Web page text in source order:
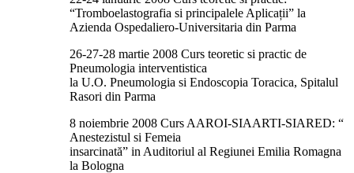
“Tromboelastografia si principalele Aplicații” la
Azienda Ospedaliero-Universitaria din Parma
26-27-28 martie 2008 Curs teoretic si practic de
Pneumologia interventistica
la U.O. Pneumologia si Endoscopia Toracica, Spitalul
Rasori din Parma
8 noiembrie 2008 Curs AAROI-SIAARTI-SIARED: “
Anestezistul si Femeia
insarcinată” in Auditoriul al Regiunei Emilia Romagna
la Bologna